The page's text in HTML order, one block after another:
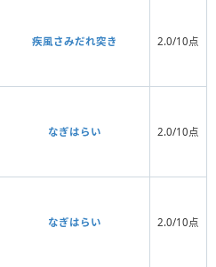
疾風さみだれ突き 2.0/10点
なぎはらい 2.0/10点
なぎはらい 2.0/10点